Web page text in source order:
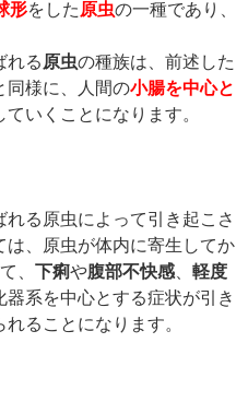
形をした原虫の一種であり、
れる原虫の種族は、前述した
同様に、人間の小腸を中心と
いくことになります。
る原虫によって引き起こさ
は、原虫が体内に寄生してか
、 下痢や腹部不快感、軽度
器系を中心とする症状が引き
ることになります。